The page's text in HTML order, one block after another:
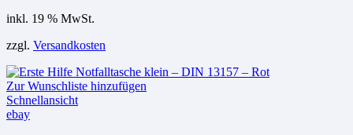
inkl. 19 % MwSt.
zzgl. Versandkosten
Zur Wunschliste hinzufügen
Schnellansicht
ebay